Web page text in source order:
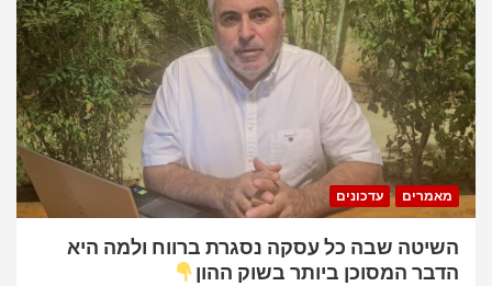
מאמרים עדכונים
השיטה שבה כל עסקה נסגרת ברווח ולמה היא
הדבר המסוכן ביותר בשוק ההון